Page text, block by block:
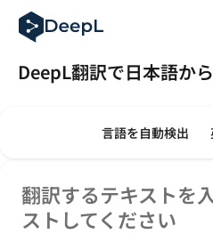
AIエージェント向けDeepL
DeepL Translation Flow：主
How we brought Swiss
DeepLにおける翻訳品質評価
Building an instantly
DeepL翻訳で日本語か
翻訳モード
テキストの翻訳原文の言語
言語を自動検出
翻訳するテキストを
ストしてください